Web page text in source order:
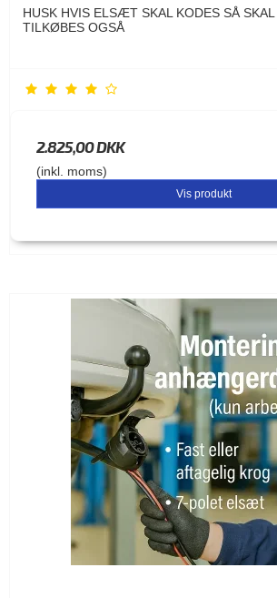
HUSK HVIS ELSÆT SKAL KODES SÅ
TILKØBES OGSÅ
2.825,00 DKK
(inkl. moms)
Vis produkt